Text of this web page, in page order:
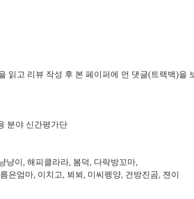
읽고 리뷰 작성 후 본 페이퍼에 먼 댓글(트랙백)을
분야 신간평가단
냥이, 해피클라라, 봄덕, 다락방꼬마,
은엄마, 이치고, 뵈뵈, 미씨펭양, 건방진곰, 젼이